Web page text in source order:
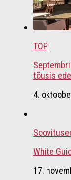
TOP
tõusis
4.
White
17.